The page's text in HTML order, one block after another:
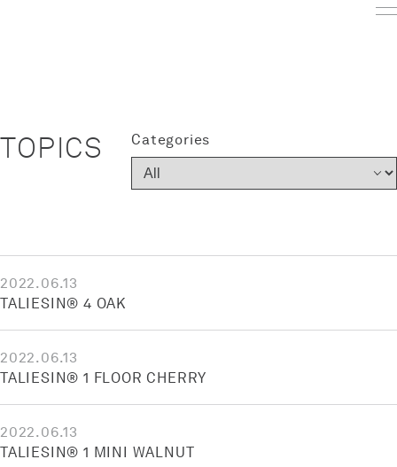
TOPICS Categories
2022.06.13
TALIESIN® 4 OAK
2022.06.13
TALIESIN® 1 FLOOR CHERRY
2022.06.13
TALIESIN® 1 MINI WALNUT